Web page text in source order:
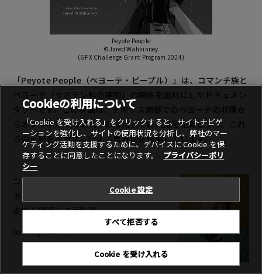
Peyote People
©Jared Wahkinney
(GFX Challenge Grant Program 2024)
「Peyote People（ペヨーテ・ピープル）」は、コマンチ族と
ペヨーテ（サボテン科の植物）の関係を題材にしたドキュメン
タリーです。この映画は、テキサス南部でのペヨーテの収穫か
らオクラホマでの儀式での活用までの旅路を記録しつつ、これ
らの伝統を次世代に伝える重要性を強調しています。
コマンチ族の映画監督、先住民人類学者で
あり、先住民コミュニティと文化の持続可
能性を擁護する活動家。
Instagram
Cookieの利用について
「Cookie を受け入れる」をクリックすると、サイトナビゲ
ーションを強化し、サイトの使用状況を分析し、弊社のマー
ケティング活動を支援するために、デバイスに Cookie を保
存することに同意したことになります。
プライバシーポリ
シー
Cookie 設定
すべて拒否する
Cookie を受け入れる